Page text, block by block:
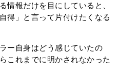
情報だけを目にしていると、
得」と言って片付けたくなる
ー自身はどう感じていたの
これまでに明かされなかった